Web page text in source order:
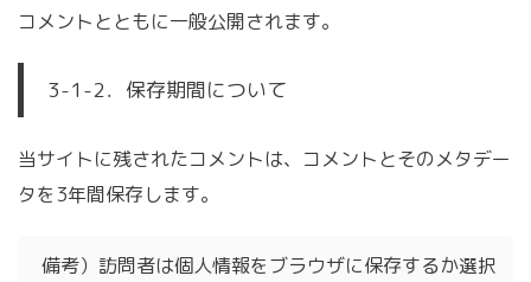
コメントとともに一般公開されます。
3-1-2．保存期間について
当サイトに残されたコメントは、コメントとそのメタデー
タを3年間保存します。
備考）訪問者は個人情報をブラウザに保存するか選択